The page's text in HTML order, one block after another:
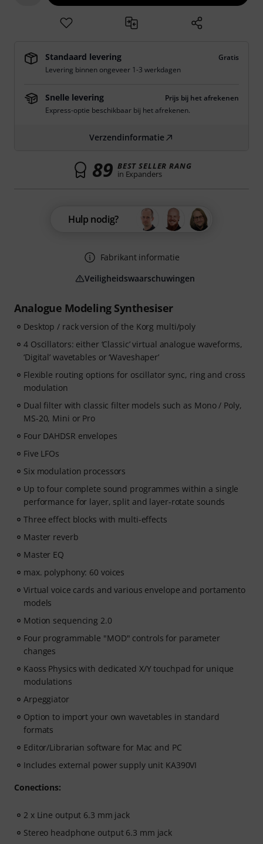
Analogue Modeling Synthesiser
Desktop / rack version of the Korg multi/poly
4 Oscillators: either ‘Classic’ virtual analogue waveforms,
‘Digital’ wavetables or ‘Waveshaper’
Flexible routing options for oscillator sync, ring and cross
modulation
Dual filter with classic filter models such as Mono / Poly,
MS-20, Mini or Pro
Four DAHDSR envelopes
Five LFOs
Six modulation processors
Up to four complete sound programmes within a single
performance for layer, split and layer-rotate sounds
Three effect blocks with multi-effects
Master reverb
Master EQ
max. polyphony: 60 voices
Virtual voice cards and various envelope and portamento
models
Motion sequencing 2.0
Four programmable "MOD" controls for parameter
changes
Kaoss Physics with dedicated X/Y touchpad for unique
modulations
Arpeggiator
Option to import your own wavetables in standard
formats
Editor/Librarian software for Mac and PC
Includes external power supply unit KA390VI
Conections:
2 x Line output 6.3 mm jack
Stereo headphone output 6.3 mm jack
Standaard levering
Gratis
Levering binnen ongeveer 1-3 werkdagen
Snelle levering
Prijs bij het afrekenen
Express-optie beschikbaar bij het afrekenen.
Verzendinformatie
89 BEST SELLER RANG
in Expanders
Hulp nodig?
Fabrikant informatie
Veiligheidswaarschuwingen